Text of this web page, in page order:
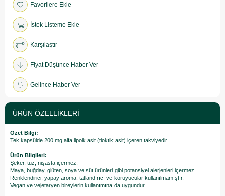
Favorilere Ekle
İstek Listeme Ekle
Karşılaştır
Fiyat Düşünce Haber Ver
Gelince Haber Ver
ÜRÜN ÖZELLIKLERI
Özet Bilgi:
Tek kapsülde 200 mg alfa lipoik asit (tioktik asit) içeren takviyedir.
Ürün Bilgileri:
Şeker, tuz, nişasta içermez.
Maya, buğday, glüten, soya ve süt ürünleri gibi potansiyel alerjenleri içermez.
Renklendirici, yapay aroma, tatlandırıcı ve koruyucular kullanılmamıştır.
Vegan ve vejetaryen bireylerin kullanımına da uygundur.